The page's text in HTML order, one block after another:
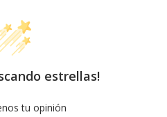
estrellas!
tu opinión